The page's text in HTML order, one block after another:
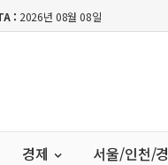
: 2026년 08월 08일
경제 서울/인천/